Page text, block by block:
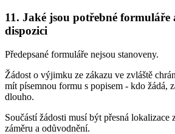
11. Jaké jsou potřebné formuláře
dispozici
Předepsané formuláře nejsou stanoveny.
Žádost o výjimku ze zákazu ve zvláště
mít písemnou formu s popisem - kdo žádá,
dlouho.
Součástí žádosti musí být přesná lokalizace
záměru a odůvodnění.